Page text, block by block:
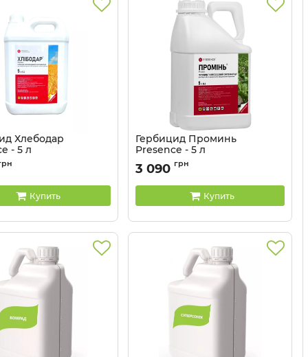
Хлебодар
- 5 л
Купить
Гербицид Проминь
Presence - 5 л
3 090 грн
Купить